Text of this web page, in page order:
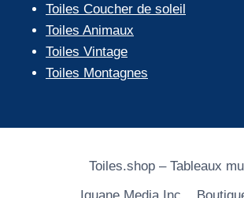
Toiles Coucher de soleil
Toiles Animaux
Toiles Vintage
Toiles Montagnes
Toiles.shop – Tableaux